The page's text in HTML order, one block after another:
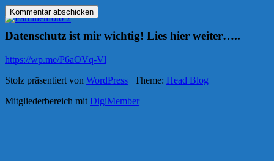
Datenschutz ist mir wichtig! Lies hier weiter…..
https://wp.me/P6aOVq-Vl
Stolz präsentiert von WordPress | Theme: Head Blog
Mitgliederbereich mit DigiMember